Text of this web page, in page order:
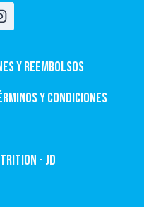
y Reembolsos
y condiciones
- JD